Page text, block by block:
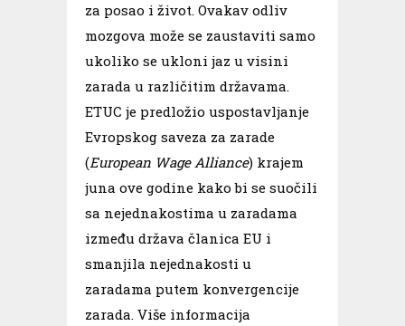
za posao i život. Ovakav odliv
mozgova može se zaustaviti samo
ukoliko se ukloni jaz u visini
zarada u različitim državama.
ETUC je predložio uspostavljanje
Evropskog saveza za zarade
(European Wage Alliance) krajem
juna ove godine kako bi se suočili
sa nejednakostima u zaradama
između država članica EU i
smanjila nejednakosti u
zaradama putem konvergencije
zarada. Više informacija